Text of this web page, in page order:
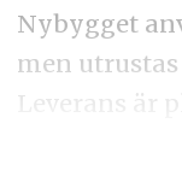
Nybygget
men
Leverans är